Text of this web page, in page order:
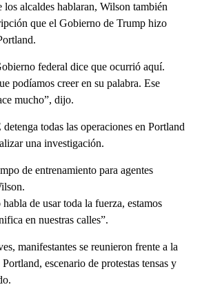
los alcaldes hablaran, Wilson también
que el Gobierno de Trump hizo
federal dice que ocurrió aquí.
podíamos creer en su palabra. Ese
mucho”, dijo.
todas las operaciones en Portland
una investigación.
de entrenamiento para agentes
de usar toda la fuerza, estamos
en nuestras calles”.
manifestantes se reunieron frente a la
escenario de protestas tensas y